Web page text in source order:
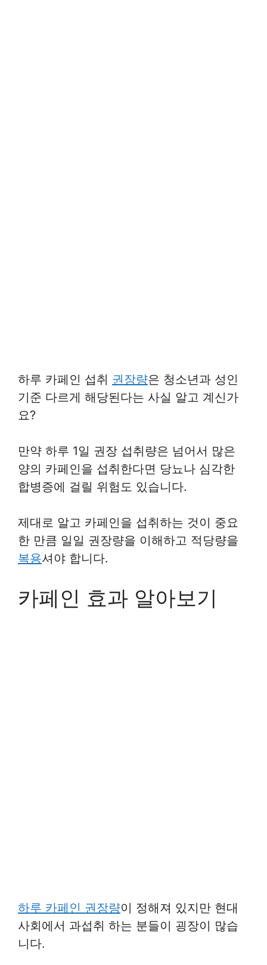
하루 카페인 섭취 권장량은 청소년과 성인
기준 다르게 해당된다는 사실 알고 계신가
요?
만약 하루 1일 권장 섭취량은 넘어서 많은
양의 카페인을 섭취한다면 당뇨나 심각한
합병증에 걸릴 위험도 있습니다.
제대로 알고 카페인을 섭취하는 것이 중요
한 만큼 일일 권장량을 이해하고 적당량을
복용셔야 합니다.
카페인 효과 알아보기
하루 카페인 권장량이 정해져 있지만 현대
사회에서 과섭취 하는 분들이 굉장이 많습
니다.